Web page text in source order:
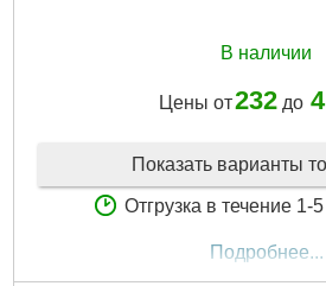
В наличии
Цены от232до
Показать варианты
Отгрузка в течение 1-
Подробнее...